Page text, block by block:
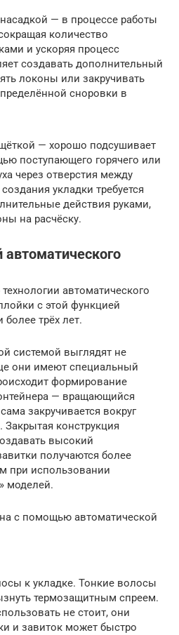
— в процессе работы
количество
и ускоряя процесс
создавать дополнительный
локоны или закручивать
сноровки в
— хорошо подсушивает
поступающего горячего или
через отверстия между
укладки требуется
действия руками,
на расчёску.
автоматического
автоматического
с этой функцией
более трёх лет.
системой выглядят не
они имеют специальный
формирование
— вращающийся
закручивается вокруг
Закрытая конструкция
высокий
получаются более
при использовании
моделей.
с помощью автоматической
к укладке. Тонкие волосы
термозащитным спреем.
не стоит, они
и завиток может быстро